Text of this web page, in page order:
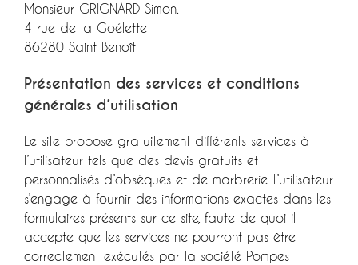
Monsieur GRIGNARD Simon.
4 rue de la Goélette
86280 Saint Benoît
Présentation des services et conditions
générales d’utilisation
Le site propose gratuitement différents services à
l’utilisateur tels que des devis gratuits et
personnalisés d’obsèques et de marbrerie. L’utilisateur
s’engage à fournir des informations exactes dans les
formulaires présents sur ce site, faute de quoi il
accepte que les services ne pourront pas être
correctement exécutés par la société Pompes